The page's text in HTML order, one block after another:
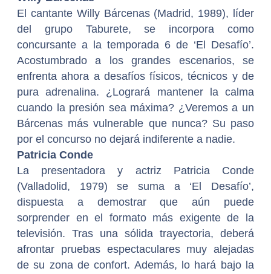
El cantante Willy Bárcenas (Madrid, 1989), líder
del grupo Taburete, se incorpora como
concursante a la temporada 6 de ‘El Desafío’.
Acostumbrado a los grandes escenarios, se
enfrenta ahora a desafíos físicos, técnicos y de
pura adrenalina. ¿Logrará mantener la calma
cuando la presión sea máxima? ¿Veremos a un
Bárcenas más vulnerable que nunca? Su paso
por el concurso no dejará indiferente a nadie.
Patricia Conde
La presentadora y actriz Patricia Conde
(Valladolid, 1979) se suma a ‘El Desafío’,
dispuesta a demostrar que aún puede
sorprender en el formato más exigente de la
televisión. Tras una sólida trayectoria, deberá
afrontar pruebas espectaculares muy alejadas
de su zona de confort. Además, lo hará bajo la